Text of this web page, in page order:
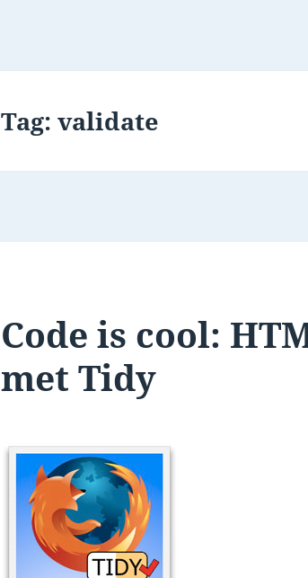
Tag:validate
Code is cool:
met Tidy